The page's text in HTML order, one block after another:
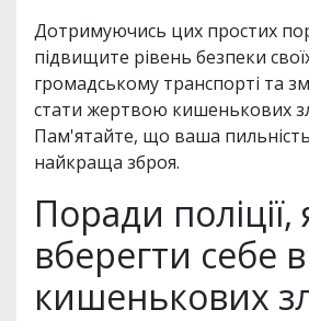
Дотримуючись цих простих
підвищите рівень безпеки
громадському транспорті та
стати жертвою кишенькових
Пам'ятайте, що ваша
найкраща зброя.
Поради поліції,
вберегти себе
кишенькових